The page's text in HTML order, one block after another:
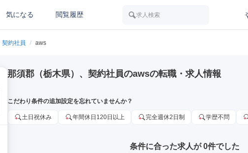
気になる 閲覧履歴 求人検索
契約社員 / aws
那須郡（栃木県）、契約社員のawsの転職・求人情報
こだわり条件の追加設定を忘れていませんか？
土日祝休み 年間休日120日以上 完全週休2日制 学歴不問
条件に合った求人が 0件でした